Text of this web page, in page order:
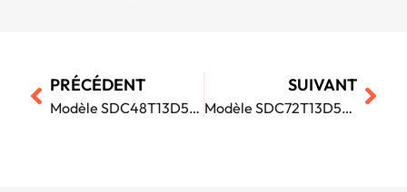
PRÉCÉDENT
Modèle SDC48T13D5C100 Convertisseur RV
SUIVANT
Modèle SDC72T13D5C80 Convertisseur solaire